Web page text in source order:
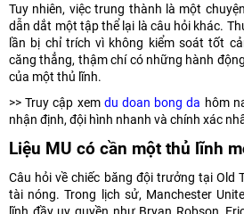
Tuy nhiên, việc trung thành là một
dẫn dắt một tập thể lại là câu hỏi khác.
lần bị chỉ trích vì không kiểm soát tốt
căng thẳng, thậm chí có những hành
của một thủ lĩnh.
>> Truy cập xem du doan bong da hôm
nhận định, đội hình nhanh và chính xác
Liệu MU có cần một thủ lĩnh
Câu hỏi về chiếc băng đội trưởng tại Old
tài nóng. Trong lịch sử, Manchester